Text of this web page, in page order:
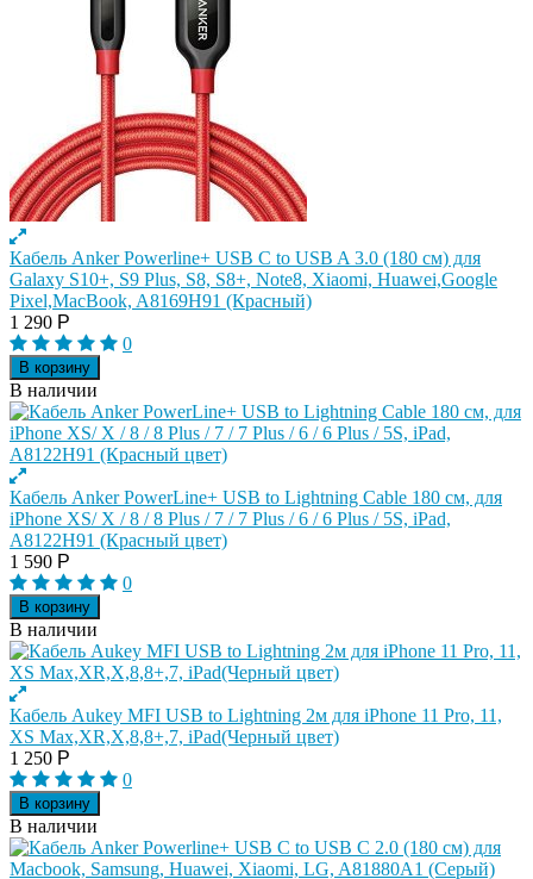
Кабель Anker Powerline+ USB C to USB A 3.0 (180 см) для
Galaxy S10+, S9 Plus, S8, S8+, Note8, Xiaomi, Huawei,Google
Pixel,MacBook, A8169H91 (Красный)
1 290 Р
0
В корзину
В наличии
Кабель Anker PowerLine+ USB to Lightning Cable 180 см, для
iPhone XS/ X / 8 / 8 Plus / 7 / 7 Plus / 6 / 6 Plus / 5S, iPad,
A8122H91 (Красный цвет)
1 590 Р
0
В корзину
В наличии
Кабель Aukey MFI USB to Lightning 2м для iPhone 11 Pro, 11,
XS Max,XR,X,8,8+,7, iPad(Черный цвет)
1 250 Р
0
В корзину
В наличии